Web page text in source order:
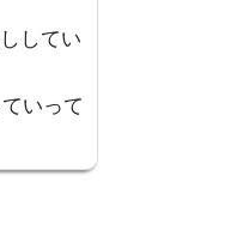
してい
いって